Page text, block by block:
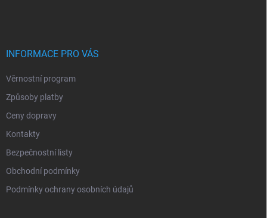
INFORMACE PRO VÁS
Věrnostní program
Způsoby platby
Ceny dopravy
Kontakty
Bezpečnostní listy
Obchodní podmínky
Podmínky ochrany osobních údajů